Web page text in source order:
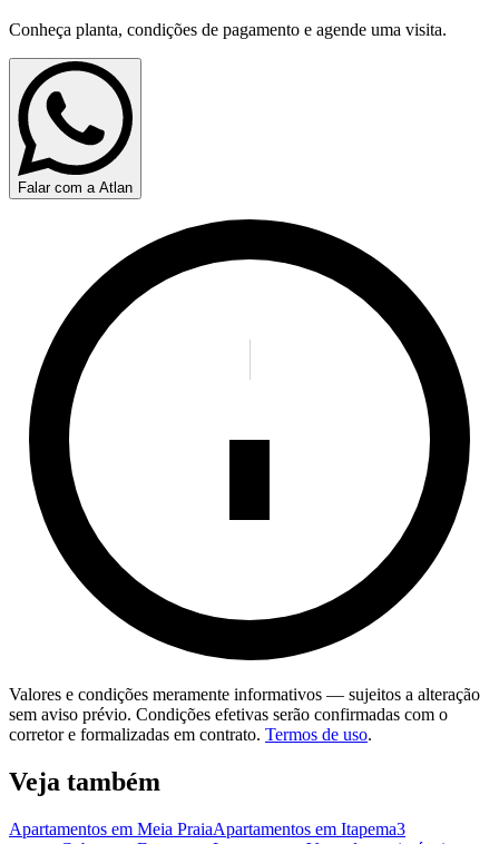
Conheça planta, condições de pagamento e agende uma visita.
Falar com a Atlan
Valores e condições meramente informativos — sujeitos a alteração
sem aviso prévio. Condições efetivas serão confirmadas com o
corretor e formalizadas em contrato. Termos de uso.
Veja também
Apartamentos em Meia PraiaApartamentos em Itapema3